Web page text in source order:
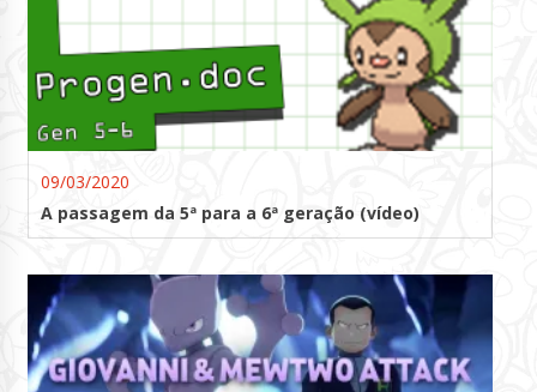
09/03/2020
A passagem da 5ª para a 6ª geração (vídeo)